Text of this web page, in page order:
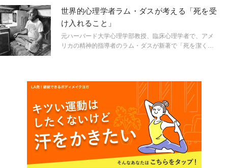
る。だけど、そんなあなたは心の底から笑えているだろ
うか？ 本連載ではインタビュー形式で、笑顔が素敵な女
性たちの「笑顔のきっかけ」を探っていく。彼女たちに
とって、笑顔にさせてくれるコトって何だろう？ どうや
ってそれを見つけたのだろう？ そして、それを始めたと
世界的心理学者ラム・ダスが考える「死を受
け入れること」
元ハーバード大学心理学部教授、臨床心理学者で、アメ
リカの精神的指導者のラム・ダスが新著で「死を潔く受